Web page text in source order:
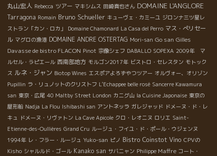
丸山宏人 Rebecca ツアー マキシムス 田崎真也さん DOMAINE L'ANGLORE
Tarragona Romain Bruno Schueller キューヴェ・カミーユ ジロンナ三ツ星レ
ストラン「カン・ロカ」
Domaine Chamonard La Casa del Perro マス・ぺリセー
ル マグロの漁港 DOMAINE ANDRE OSTERTAG Mori-san Go san Gilles
Davasse de bistro FLACON Pinot 宗像シェフ DABALLO SOPEXA 2009年 マ
ルセル・ラピエール 西南部地方 モルゴン2017年 ビストロ・セレスタン モトック
ス ルネ・ジャン Biotop Wines エスポアよろずやつツアー オルヴォー、オリゾン
Pupillin ラ・リュノットのクリストフ L'Echappee belle rosé Sancerre Kawamura
san 東京・広尾 40 Maltby Street London カニグ山 la Cuisine Japonaise 東京の
屋形船 Nadja La Flou Ishibashi san アントネッラ ガレジャッド ドメーヌ・ド・レ
キュ ドメーヌ・リヴァトン La Cave Apicole クロ・レオニヌ ロリエ Saint-
Etienne-des-Oullières Grand Cru ルージュ・フイユ・ド・ポール・ウジェンヌ
1994年 レ・フラー・ルージュ Yuko-san ピノ Bistro Coinstot Vino CPVの
Kisho シャルルド・ゴール Kanako san サバニャン Philippe Maffre コート・